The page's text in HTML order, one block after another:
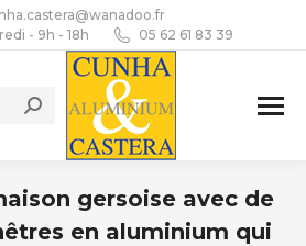
- 9h - 18h
05 62 61 83 39
gersoise avec de
en aluminium qui